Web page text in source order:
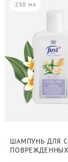
250 мл
ШАМПУНЬ ДЛЯ